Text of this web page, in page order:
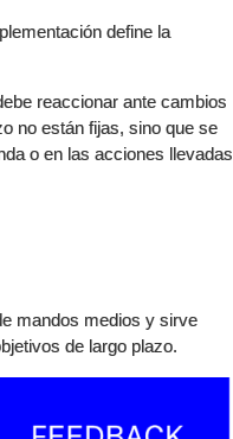
define la
reaccionar ante cambios
no están fijas, sino que se
o en las acciones llevadas
mandos medios y sirve
de largo plazo.